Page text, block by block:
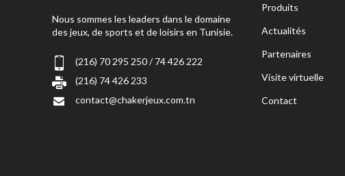
Nous sommes les leaders dans le domaine
des jeux, de sports et de loisirs en Tunisie.
(216) 70 295 250 / 74 426 222
(216) 74 426 233
contact@chakerjeux.com.tn
Produits
Actualités
Partenaires
Visite virtuelle
Contact